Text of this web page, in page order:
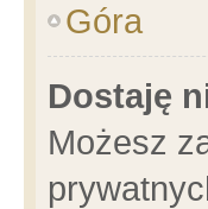
Góra
Dostaję
Możesz